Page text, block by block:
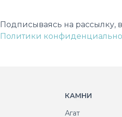
Подписываясь на рассылку,
Политики
КАМНИ
Агат